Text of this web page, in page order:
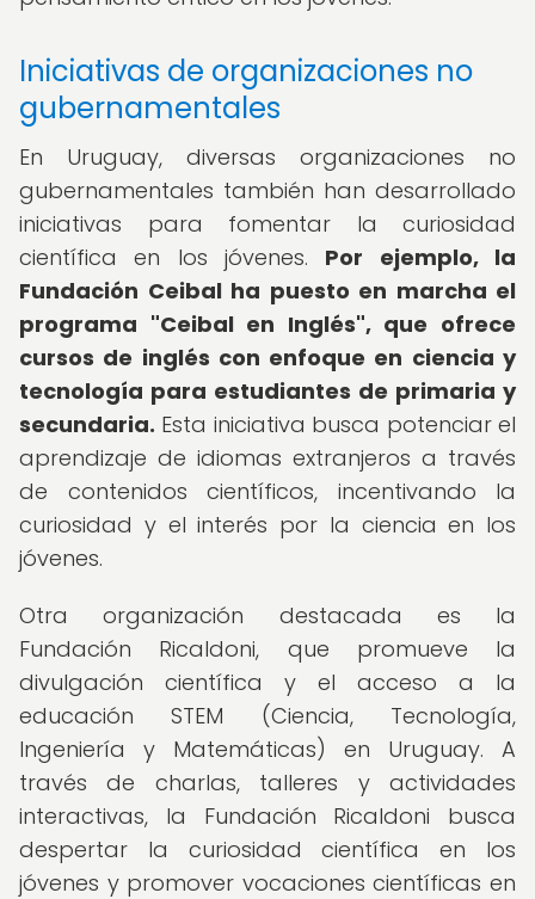
Iniciativas de organizaciones no
gubernamentales
En Uruguay, diversas organizaciones no
gubernamentales también han desarrollado
iniciativas para fomentar la curiosidad
científica en los jóvenes. Por ejemplo, la
Fundación Ceibal ha puesto en marcha el
programa "Ceibal en Inglés", que ofrece
cursos de inglés con enfoque en ciencia y
tecnología para estudiantes de primaria y
secundaria. Esta iniciativa busca potenciar el
aprendizaje de idiomas extranjeros a través
de contenidos científicos, incentivando la
curiosidad y el interés por la ciencia en los
jóvenes.
Otra organización destacada es la
Fundación Ricaldoni, que promueve la
divulgación científica y el acceso a la
educación STEM (Ciencia, Tecnología,
Ingeniería y Matemáticas) en Uruguay. A
través de charlas, talleres y actividades
interactivas, la Fundación Ricaldoni busca
despertar la curiosidad científica en los
jóvenes y promover vocaciones científicas en